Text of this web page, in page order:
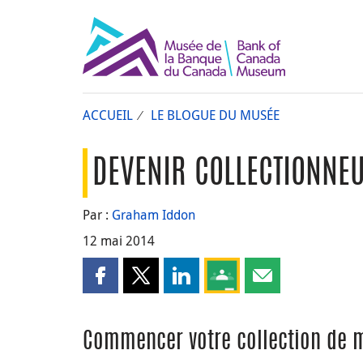
ACCUEIL LE BLOGUE DU MUSÉE
DEVENIR
Par : Graham Iddon
12 mai 2014
Partager cette page sur Facebook
Partager cette page sur X
Partager cette page sur LinkedIn
Partagez cette page sur
Partager cette
Commencer votre collection de